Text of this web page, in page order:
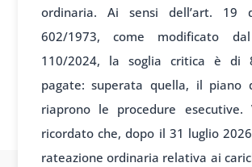
ordinaria. Ai sensi dell’art. 19
602/1973, come modificato
110/2024, la soglia critica è di
pagate: superata quella, il piano
riaprono le procedure esecutive.
ricordato che, dopo il 31 luglio
rateazione ordinaria relativa ai